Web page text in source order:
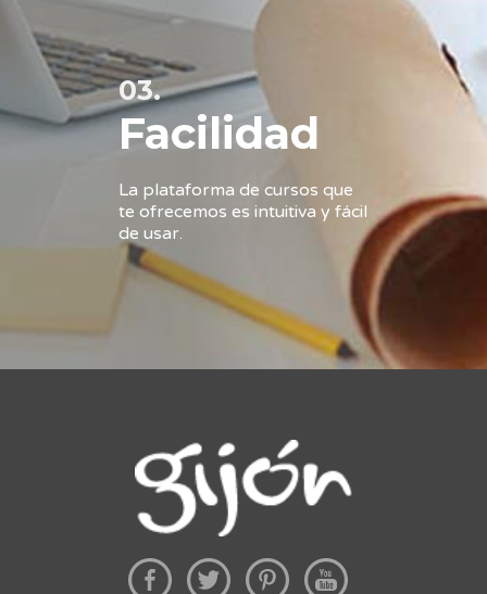
03.
Facilidad
La plataforma de cursos que
te ofrecemos es intuitiva y fácil
de usar.